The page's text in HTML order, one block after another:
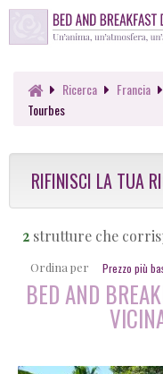
Ricerca Francia
Tourbes
RIFINISCI LA TUA
2strutture che
Ordina per Prezzo più
BED AND